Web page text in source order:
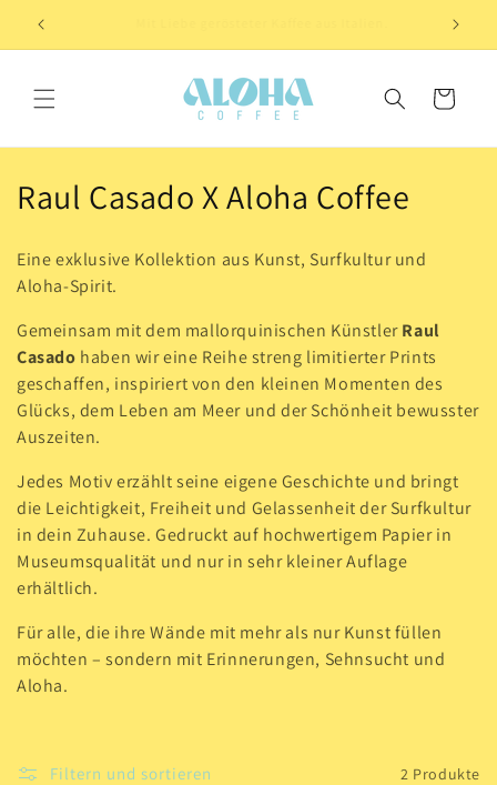
zum
Warenkorb
K
t
e
g
o
r
i
e
:
Raul Casado X Aloha Coffee
Eine exklusive Kollektion aus Kunst, Surfkultur und
Aloha-Spirit.
Gemeinsam mit dem mallorquinischen KünstlerRaul
Casado haben wir eine Reihe streng limitierter Prints
geschaffen, inspiriert von den kleinen Momenten des
Glücks, dem Leben am Meer und der Schönheit bewusster
Auszeiten.
Jedes Motiv erzählt seine eigene Geschichte und bringt
die Leichtigkeit, Freiheit und Gelassenheit der Surfkultur
in dein Zuhause. Gedruckt auf hochwertigem Papier in
Museumsqualität und nur in sehr kleiner Auflage
erhältlich.
Für alle, die ihre Wände mit mehr als nur Kunst füllen
möchten – sondern mit Erinnerungen, Sehnsucht und
Aloha.
Filtern und sortieren 2 Produkte